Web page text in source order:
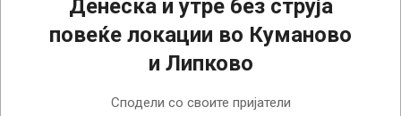
Денеска и утре без струја
повеќе локации во Куманово
и Липково
Сподели со своите пријатели